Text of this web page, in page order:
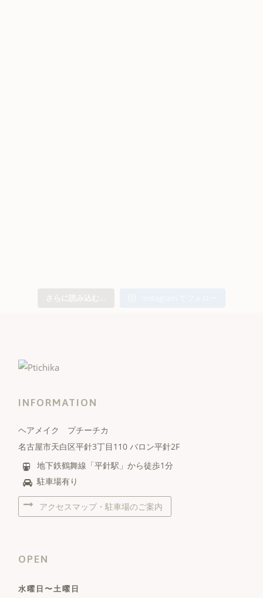
INFORMATION
ヘアメイク プチーチカ
名古屋市天白区平針3丁目110 バロン平針2F
地下鉄鶴舞線「平針駅」から徒歩1分
駐車場有り
アクセスマップ・駐車場のご案内
OPEN
水曜日〜土曜日